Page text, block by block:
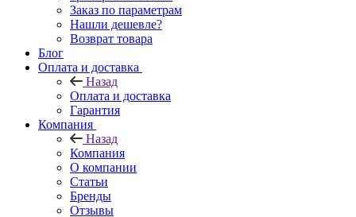
Заказ по параметрам
Нашли дешевле?
Возврат товара
Блог
Оплата и доставка
Назад
Оплата и доставка
Гарантия
Компания
Назад
Компания
О компании
Статьи
Бренды
Отзывы